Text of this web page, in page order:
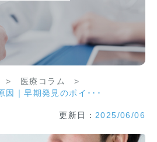
> 医療コラム
>
因｜早期発見のポイ･･･
更新日： 2025/06/06